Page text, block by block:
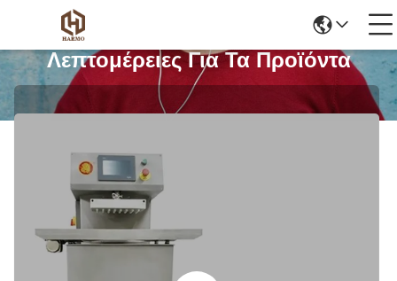
Λεπτομέρειες Για Τα Προϊόντα